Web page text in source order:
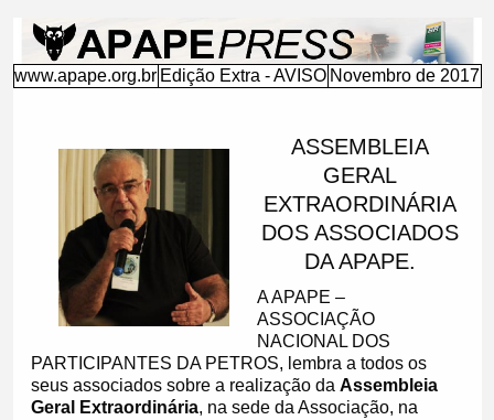
www.apape.org.br Edição Extra - AVISO Novembro de 2017
ASSEMBLEIA
GERAL
EXTRAORDINÁRIA
DOS ASSOCIADOS
DA APAPE.
A APAPE –
ASSOCIAÇÃO
NACIONAL DOS
PARTICIPANTES DA PETROS, lembra a todos os
seus associados sobre a realização da Assembleia
Geral Extraordinária, na sede da Associação, na